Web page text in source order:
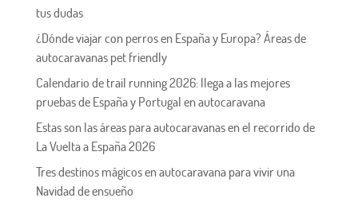
tus dudas
¿Dónde viajar con perros en España y Europa? Áreas de
autocaravanas pet friendly
Calendario de trail running 2026: llega a las mejores
pruebas de España y Portugal en autocaravana
Estas son las áreas para autocaravanas en el recorrido de
La Vuelta a España 2026
Tres destinos mágicos en autocaravana para vivir una
Navidad de ensueño